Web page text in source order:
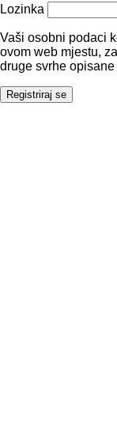
Lozinka
Vaši osobni podaci
ovom web mjestu,
druge svrhe
Registriraj se